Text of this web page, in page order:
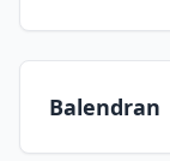
Balendran